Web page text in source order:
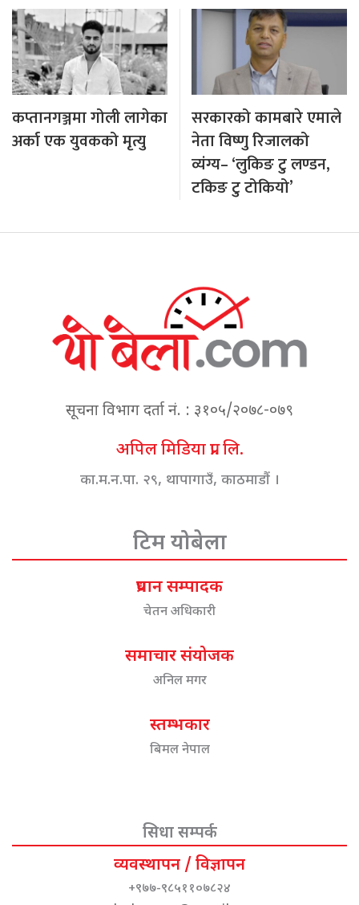
कप्तानगञ्जमा गोली लागेका
अर्का एक युवकको मृत्यु
सरकारको कामबारे एमाले
नेता विष्णु रिजालको
व्यंग्य– ‘लुकिङ टु लण्डन,
टकिङ टु टोकियो’
सूचना विभाग दर्ता नं. : ३१०५/२०७८-०७९
अपिल मिडिया प्रा. लि.
का.म.न.पा. २९, थापागाउँ, काठमाडौं ।
टिम योबेला
प्रधान सम्पादक
चेतन अधिकारी
समाचार संयोजक
अनिल मगर
स्तम्भकार
बिमल नेपाल
सिधा सम्पर्क
व्यवस्थापन / विज्ञापन
+९७७-९८५११०७८२४